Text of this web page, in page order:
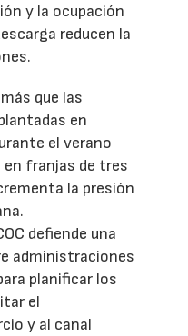
y la ocupación
reducen la
que las
en
el verano
franjas de tres
la presión
defiende una
administraciones
planificar los
el
y al canal